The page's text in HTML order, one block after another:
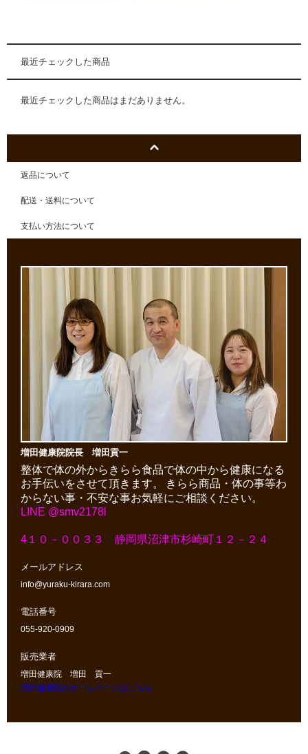
最近チェックした商品
最近チェックした商品はまだありません。
返品について
配送・送料について
支払い方法について
増田健康院院長 増田貢一
整体で体の外からきらら食品で体の中から健康になる
お手伝いをさせて頂きます。
きらら商品・体の事等わ
からない事・不安な事お気軽にご相談ください。
LINE @smv2178l
4１０－００３３ 静岡県沼津市杉崎町１２－２４
メールアドレス
info@yuraku-kirara.com
電話番号
055-920-0909
販売業者
増田健康院 増田 貢一
増田健康院のホームページはこちら